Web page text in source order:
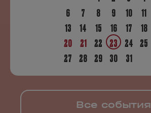
6
7 8 9 10 11
13
14 15 16 17 18
20
21 22 23 24 25
27 28 29 30 31
Все события